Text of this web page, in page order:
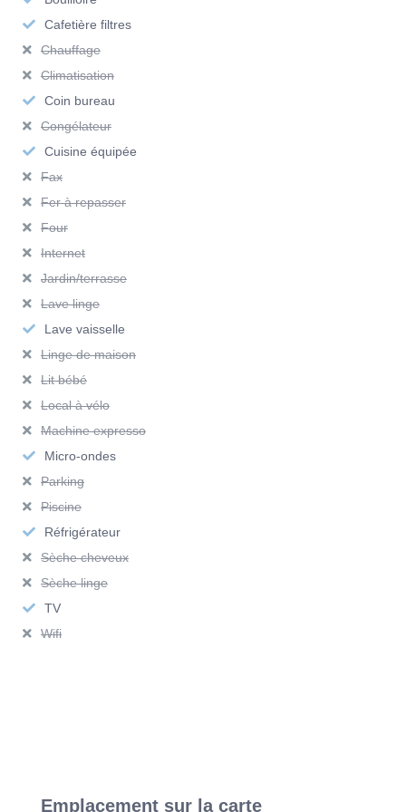
plusieurs écoles et universités, notamment :
Université Jean Moulin Lyon 3
INSEEC Business School
Campus Manufacture des Tabacs.
Ces établissements sont accessibles en transports en
commun ou à vélo.
Part-Dieu (métro B, trains, bus, trams) : à 8 minutes à
piedAccès rapide au centre-ville de Lyon et aux grands axes
routiers
Vous souhaitez en savoir plus sur la location de ce studio non-
meublé situé dans le 3ème arrondissement de Lyon ?
Cafetière filtres
Chauffage
Climatisation
Coin bureau
Congélateur
Cuisine équipée
Fax
Fer à repasser
Four
Internet
Jardin/terrasse
Lave linge
Lave vaisselle
Linge de maison
Lit bébé
Local à vélo
Machine expresso
Micro-ondes
Parking
Piscine
Réfrigérateur
Sèche cheveux
Sèche linge
TV
Wifi
Emplacement sur la carte